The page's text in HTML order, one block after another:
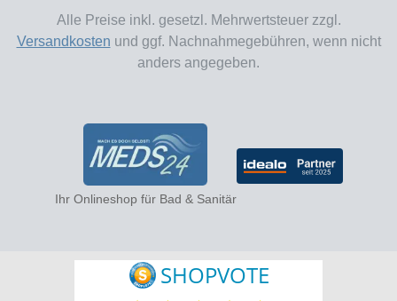
Alle Preise inkl. gesetzl. Mehrwertsteuer zzgl.
Versandkosten und ggf. Nachnahmegebühren, wenn nicht
anders angegeben.
Ihr Onlineshop für Bad & Sanitär